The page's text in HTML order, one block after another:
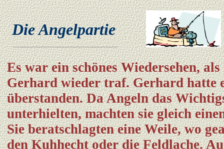
Die Angelpartie
Es war ein schönes Wiedersehen,
Gerhard wieder traf. Gerhard hatte
überstanden. Da Angeln das
unterhielten, machten sie gleich
Sie beratschlagten eine Weile, wo
den Kuhhecht oder die Feldlache.